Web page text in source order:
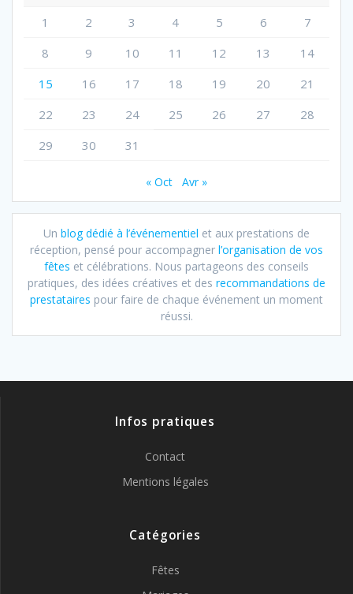
1
2 3 4 5 6
7
8
9 10 11 12 13
14
15
16 17 18 19 20
21
22
23 24 25 26 27
28
29
30 31
« Oct Avr »
Un blog dédié à l’événementiel et aux prestations de
réception, pensé pour accompagner l’organisation de vos
fêtes et célébrations. Nous partageons des conseils
pratiques, des idées créatives et des recommandations de
prestataires pour faire de chaque événement un moment
réussi.
Infos pratiques
Contact
Mentions légales
Catégories
Fêtes